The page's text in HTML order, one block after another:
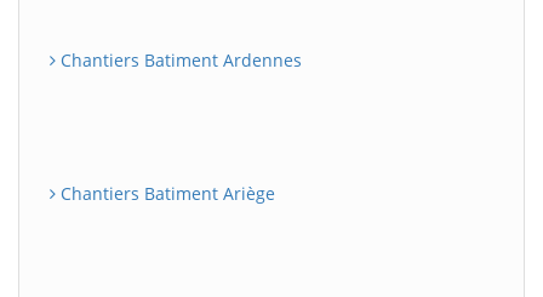
Chantiers Batiment Ardennes
Chantiers Batiment Ariège